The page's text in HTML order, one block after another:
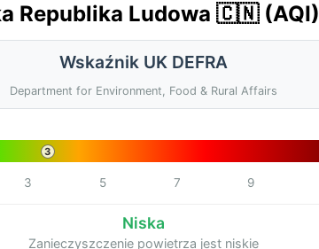
Republika Ludowa 🇨🇳 (AQI)
Wskaźnik UK DEFRA
Department for Environment, Food & Rural Affairs
3
3 5 7 9
Niska
Zanieczyszczenie powietrza jest niskie